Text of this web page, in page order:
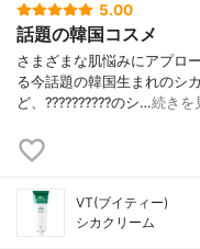
5.00
話題の韓国コスメ
さまざまな肌悩みにアプロ
る 今話題の韓国生まれのシ
ど、 ??????????のシ…続きを
VT(ブイティー)
シカクリーム